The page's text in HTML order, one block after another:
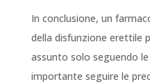
In conclusione, un
della disfunzione erettile
assunto solo seguendo
importante seguire le